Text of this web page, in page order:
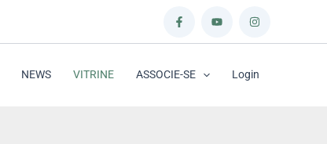
NEWS VITRINE ASSOCIE-SE Login